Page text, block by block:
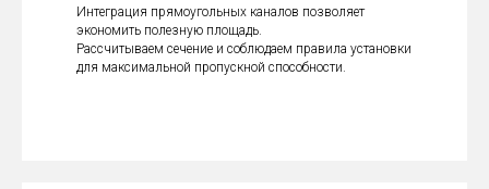
Интеграция прямоугольных каналов позволяет
экономить полезную площадь.
Рассчитываем сечение и соблюдаем правила установки
для максимальной пропускной способности.